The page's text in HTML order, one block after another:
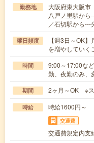
勤務地
大阪府東大阪市
八戸ノ里駅から
／石切駅から
曜日頻度
【週3日～OK
を増やしていく
時間
9:00～17:00な
勤、夜勤のみ
期間 2ヶ月～OK ※ス
時給 時給1600円～
交通費
交通費規定内支